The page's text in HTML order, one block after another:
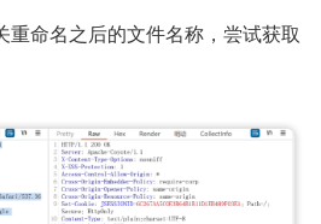
重命名之后的文件名称，尝试获取